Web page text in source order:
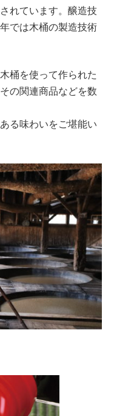
れています。醸造技
では木桶の製造技術
桶を使って作られた
の関連商品などを数
る味わいをご堪能い